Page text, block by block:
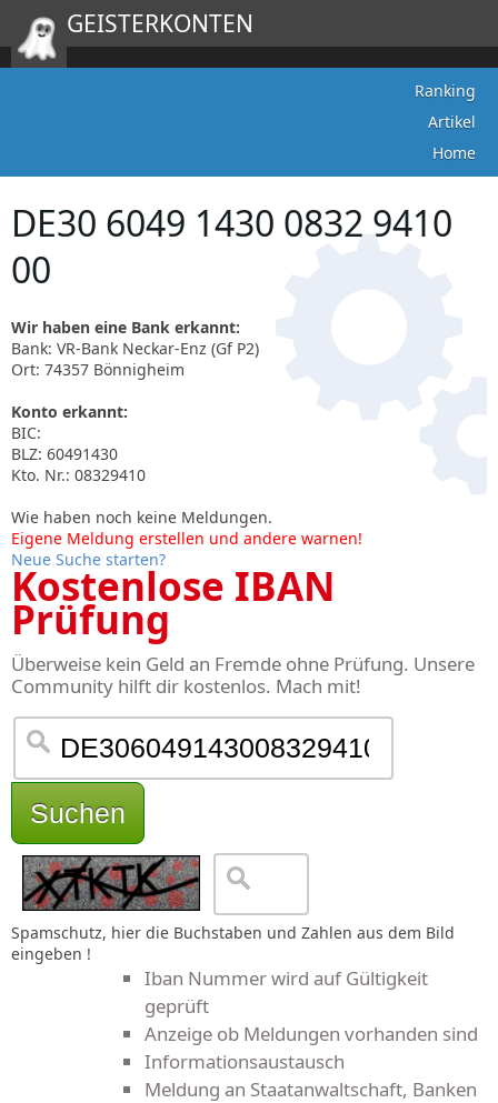
GEISTERKONTEN
Ranking
Artikel
Home
DE30 6049 1430 0832 9410
00
Wir haben eine Bank erkannt:
Bank: VR-Bank Neckar-Enz (Gf P2)
Ort: 74357 Bönnigheim
Konto erkannt:
BIC:
BLZ: 60491430
Kto. Nr.: 08329410
Wie haben noch keine Meldungen.
Eigene Meldung erstellen und andere warnen!
Neue Suche starten?
Kostenlose IBAN
Prüfung
Überweise kein Geld an Fremde ohne Prüfung. Unsere
Community hilft dir kostenlos. Mach mit!
Suchen
Spamschutz, hier die Buchstaben und Zahlen aus dem Bild
eingeben !
Iban Nummer wird auf Gültigkeit
geprüft
Anzeige ob Meldungen vorhanden sind
Informationsaustausch
Meldung an Staatanwaltschaft, Banken